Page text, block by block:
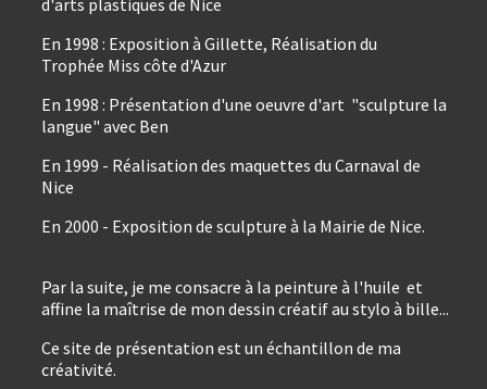
d'arts plastiques de Nice
En 1998 : Exposition à Gillette, Réalisation du
Trophée Miss côte d'Azur
En 1998 : Présentation d'une oeuvre d'art "sculpture la
langue" avec Ben
En 1999 - Réalisation des maquettes du Carnaval de
Nice
En 2000 - Exposition de sculpture à la Mairie de Nice.
Par la suite, je me consacre à la peinture à l'huile et
affine la maîtrise de mon dessin créatif au stylo à bille...
Ce site de présentation est un échantillon de ma
créativité.